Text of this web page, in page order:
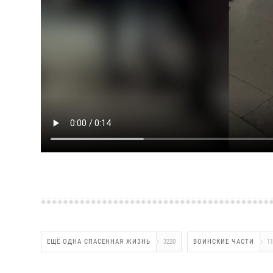
ЕЩЁ ОДНА СПАСЕННАЯ ЖИЗНЬ 3220 ВОИНСКИЕ ЧАСТИ